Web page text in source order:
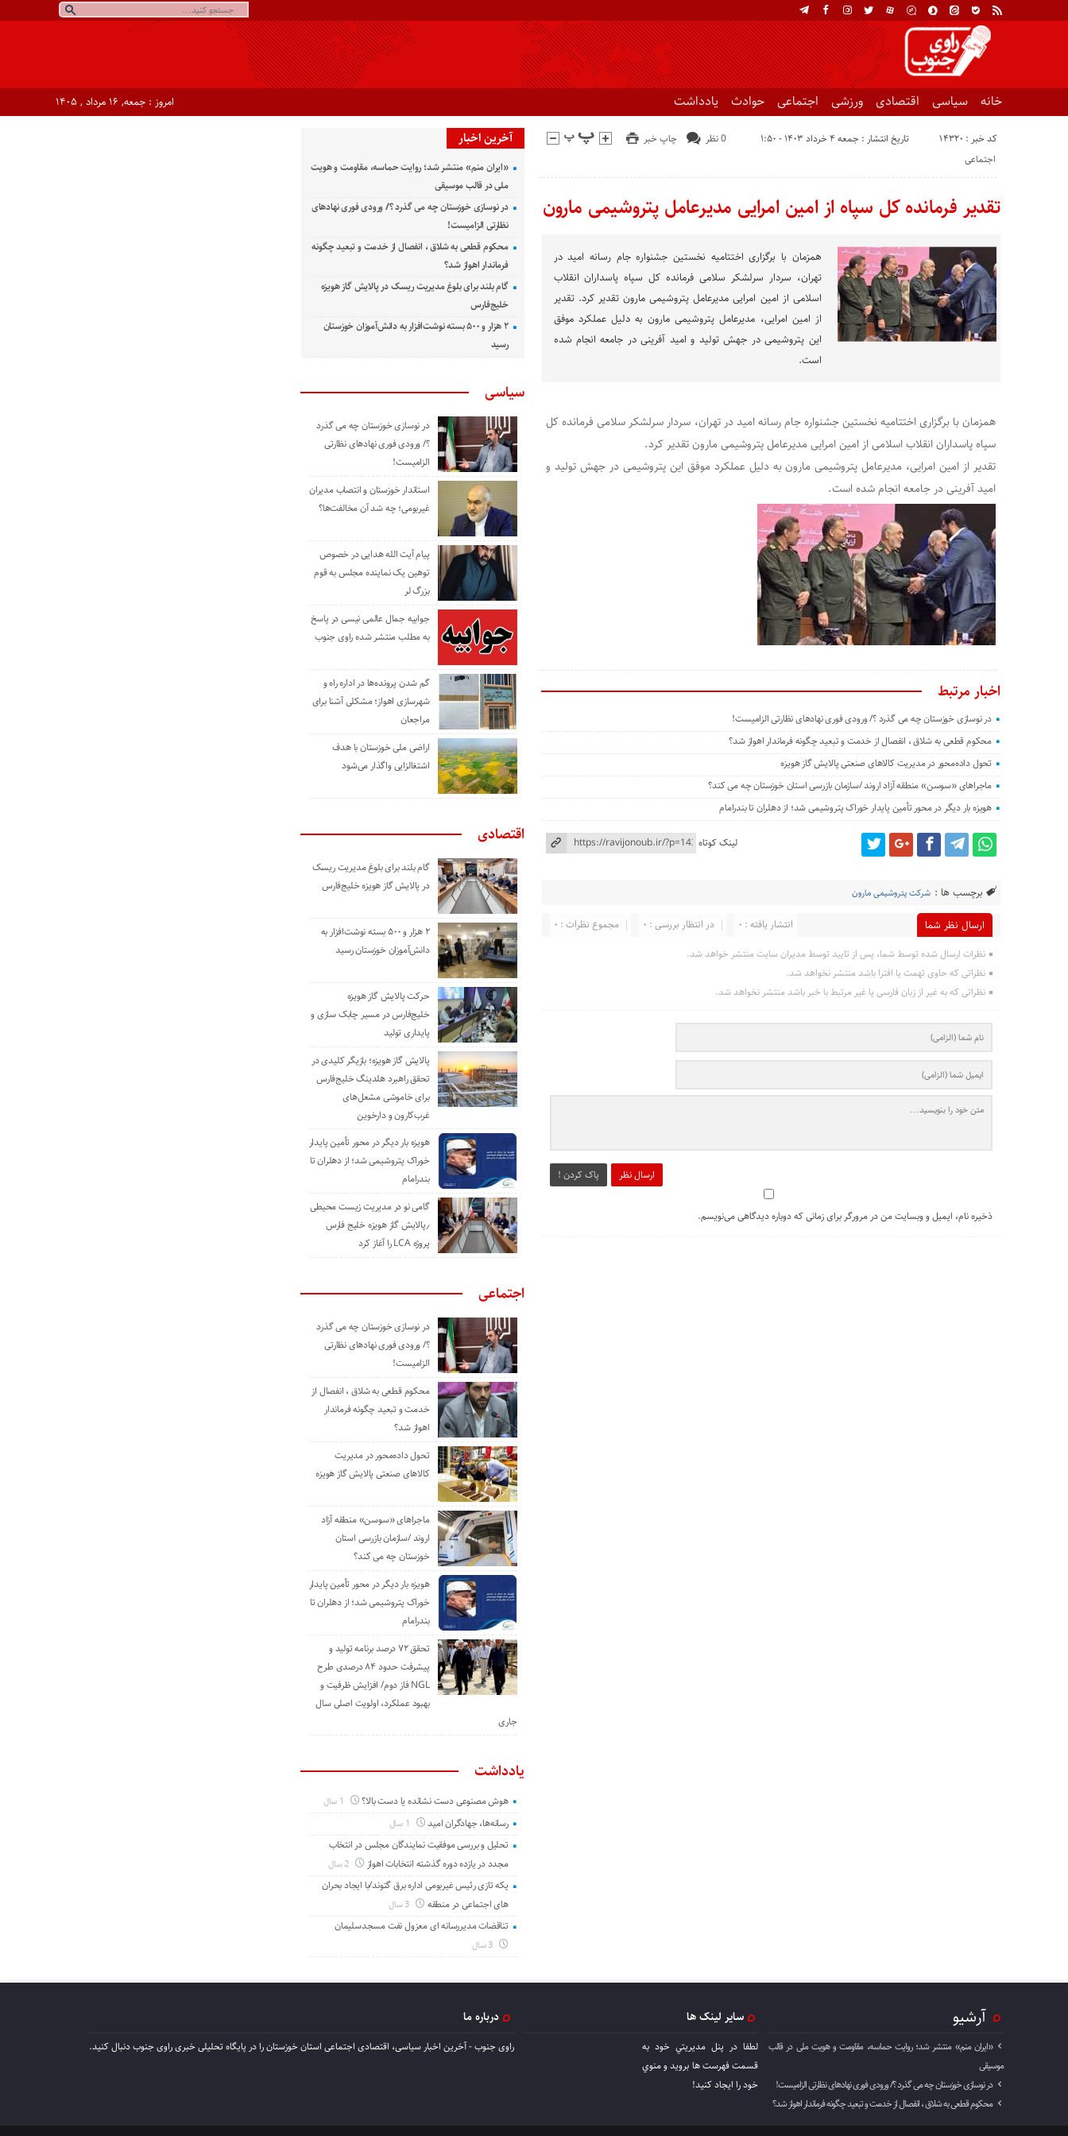
خانه سیاسی اقتصادی ورزشی اجتماعی حوادث یادداشت امروز : جمعه, ۱۶ مرداد , ۱۴۰۵
کد خبر : 14320 تاریخ انتشار : جمعه ۴ خرداد ۱۴۰۳ - ۱:۵۰ چاپ خبر
0 نظر
اجتماعی
تقدیر فرمانده کل سپاه از امین امرایی مدیرعامل پتروشیمی مارون
همزمان با برگزاری اختتامیه نخستین جشنواره جام رسانه امید در
تهران، سردار سرلشکر سلامی فرمانده کل سپاه پاسداران انقلاب
اسلامی از امین امرایی مدیرعامل پتروشیمی مارون تقدیر کرد. تقدیر
از امین امرایی، مدیرعامل پتروشیمی مارون به دلیل عملکرد موفق
این پتروشیمی در جهش تولید و امید آفرینی در جامعه انجام شده
است.
همزمان با برگزاری اختتامیه نخستین جشنواره جام رسانه امید در تهران، سردار سرلشکر سلامی فرمانده کل
سپاه پاسداران انقلاب اسلامی از امین امرایی مدیرعامل پتروشیمی مارون تقدیر کرد.
تقدیر از امین امرایی، مدیرعامل پتروشیمی مارون به دلیل عملکرد موفق این پتروشیمی در جهش تولید و
امید آفرینی در جامعه انجام شده است.
اخبار مرتبط
در نوسازی خوزستان چه می گذرد ؟/ ورودی فوری نهادهای نظارتی الزامیست!
محکوم قطعی به شلاق ، انفصال از خدمت و تبعید چگونه فرماندار اهواز شد؟
تحول داده‌محور در مدیریت کالاهای صنعتی پالایش گاز هویزه
ماجراهای «سوسن» منطقه آزاد اروند /سازمان بازرسی استان خوزستان چه می کند؟
هویزه بار دیگر در محور تأمین پایدار خوراک پتروشیمی شد؛ از دهلران تا بندرامام
لینک کوتاه
برچسب ها : شرکت پتروشیمی مارون
ارسال نظر شما مجموع نظرات : 0 در انتظار بررسی : 0 انتشار یافته : 0
نظرات ارسال شده توسط شما، پس از تایید توسط مدیران سایت منتشر خواهد شد.
نظراتی که حاوی تهمت یا افترا باشد منتشر نخواهد شد.
نظراتی که به غیر از زبان فارسی یا غیر مرتبط با خبر باشد منتشر نخواهد شد.
ارسال نظر پاک کردن !
ذخیره نام، ایمیل و وبسایت من در مرورگر برای زمانی که دوباره دیدگاهی می‌نویسم.
آخرین اخبار
«ایران منم» منتشر شد؛ روایت حماسه، مقاومت و هویت
ملی در قالب موسیقی
در نوسازی خوزستان چه می گذرد ؟/ ورودی فوری نهادهای
نظارتی الزامیست!
محکوم قطعی به شلاق ، انفصال از خدمت و تبعید چگونه
فرماندار اهواز شد؟
گام بلند برای بلوغ مدیریت ریسک در پالایش گاز هویزه
خلیج‌فارس
۲ هزار و ۵۰۰ بسته نوشت‌افزار به دانش‌آموزان خوزستان
رسید
سیاسی
در نوسازی خوزستان چه می گذرد
؟/ ورودی فوری نهادهای نظارتی
الزامیست!
استاندار خوزستان و انتصاب مدیران
غیربومی؛ چه شد آن مخالفت‌ها؟
پیام آیت الله هدایی در خصوص
توهین یک نماینده مجلس به قوم
بزرگ لر
جوابیه جمال عالمی نیسی در پاسخ
به مطلب منتشر شده راوی جنوب
گم شدن پرونده‌ها در اداره راه و
شهرسازی اهواز؛ مشکلی آشنا برای
مراجعان
اراضی ملی خوزستان با هدف
اشتغالزایی واگذار می‌شود
اقتصادی
گام بلند برای بلوغ مدیریت ریسک
در پالایش گاز هویزه خلیج‌فارس
۲ هزار و ۵۰۰ بسته نوشت‌افزار به
دانش‌آموزان خوزستان رسید
حرکت پالایش گاز هویزه
خلیج‌فارس در مسیر چابک سازی و
پایداری تولید
پالایش گاز هویزه؛ بازیگر کلیدی در
تحقق راهبرد هلدینگ خلیج‌فارس
برای خاموشی مشعل‌های
غرب‌کارون و دارخوین
هویزه بار دیگر در محور تأمین پایدار
خوراک پتروشیمی شد؛ از دهلران تا
بندرامام
گامی نو در مدیریت زیست ‌محیطی
٫پالایش گاز هویزه خلیج ‌فارس
پروژه LCA را آغاز کرد
اجتماعی
در نوسازی خوزستان چه می گذرد
؟/ ورودی فوری نهادهای نظارتی
الزامیست!
محکوم قطعی به شلاق ، انفصال از
خدمت و تبعید چگونه فرماندار
اهواز شد؟
تحول داده‌محور در مدیریت
کالاهای صنعتی پالایش گاز هویزه
ماجراهای «سوسن» منطقه آزاد
اروند /سازمان بازرسی استان
خوزستان چه می کند؟
هویزه بار دیگر در محور تأمین پایدار
خوراک پتروشیمی شد؛ از دهلران تا
بندرامام
تحقق ۷۲ درصد برنامه تولید و
پیشرفت حدود ۸۴ درصدی طرح
NGL فاز دوم/ افزایش ظرفیت و
بهبود عملکرد، اولویت اصلی سال
جاری
یادداشت
هوش مصنوعی دست نشانده یا دست بالا؟
رسانه‌ها، جهادگران امید
تحلیل و بررسی موفقیت نمایندگان مجلس در انتخاب
مجدد در یازده دوره گذشته انتخابات اهواز
یکه تازی رئیس غیربومی اداره برق گتوند/با ایجاد بحران
های اجتماعی در منطقه
تناقضات مدیررسانه ای معزول نفت مسجدسلیمان
آرشیو
«ایران منم» منتشر شد؛ روایت حماسه، مقاومت و هویت ملی در قالب
موسیقی
در نوسازی خوزستان چه می گذرد ؟/ ورودی فوری نهادهای نظارتی الزامیست!
محکوم قطعی به شلاق ، انفصال از خدمت و تبعید چگونه فرماندار اهواز شد؟
سایر لینک ها
لطفا در پنل مديريتي خود به
قسمت فهرست ها برويد و منوي
خود را ايجاد كنيد!
درباره ما
راوی جنوب - آخرین اخبار سیاسی، اقتصادی اجتماعی استان خوزستان را در پایگاه تحلیلی خبری راوی جنوب دنبال کنید.